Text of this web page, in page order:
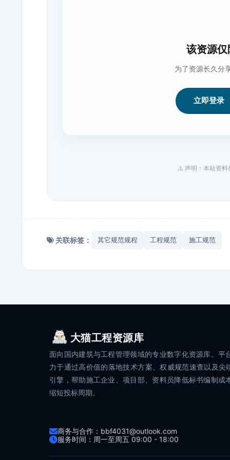
该资源
为了资源长久分
立即登录
⚠️ 声明：本站资料
关联标签： 其它规范规程 工程规范 施工规范
大猫工程资源库
面向国内建筑与工程管理领域的专业数字化资源库。平
力于通过高价值的落地技术方案、权威规范速查以及尖
引擎，帮助施工企业、项目部、资料员降低标书编制成
缩短投标周期。
商务与合作：bbf4031@outlook.com
服务时间：周一至周五 09:00 - 18:00